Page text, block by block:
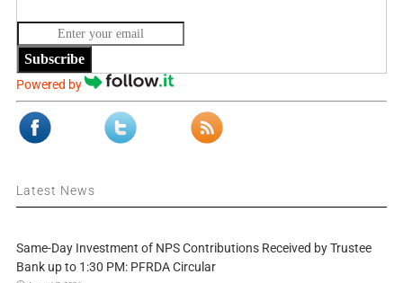
Subscribe
Powered by
Latest News
Same-Day Investment of NPS Contributions Received by Trustee
Bank up to 1:30 PM: PFRDA Circular